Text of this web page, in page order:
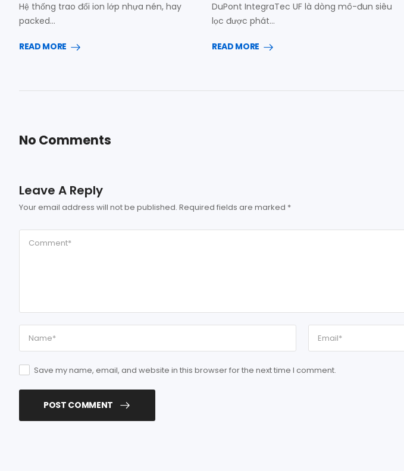
Hệ thống trao đổi ion lớp nhựa nén, hay
packed…
READ MORE
DuPont IntegraTec UF là dòng mô-đun siêu
lọc được phát…
READ MORE
No Comments
Leave A Reply
Your email address will not be published. Required fields are marked *
Save my name, email, and website in this browser for the next time I comment.
POST COMMENT